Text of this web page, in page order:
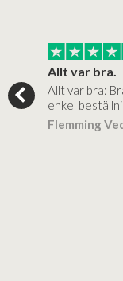
Allt var bra.
Allt var bra:
enkel
Flemming